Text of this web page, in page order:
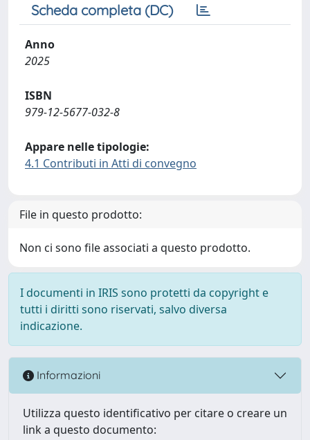
Scheda completa (DC)
Anno
2025
ISBN
979-12-5677-032-8
Appare nelle tipologie:
4.1 Contributi in Atti di convegno
File in questo prodotto:
Non ci sono file associati a questo prodotto.
I documenti in IRIS sono protetti da copyright e
tutti i diritti sono riservati, salvo diversa
indicazione.
Informazioni
Utilizza questo identificativo per citare o creare un
link a questo documento: